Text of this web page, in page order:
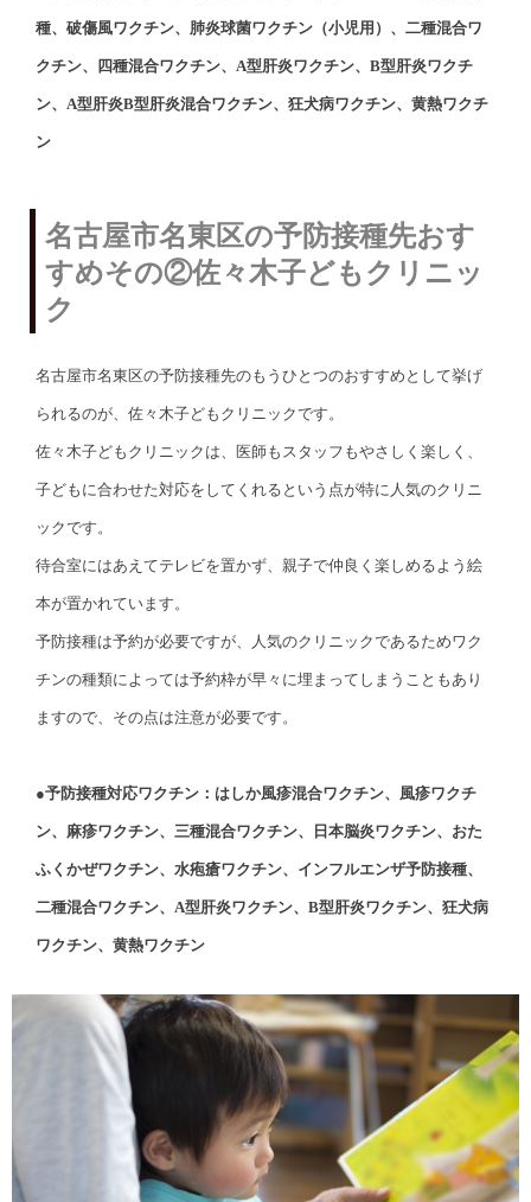
種、破傷風ワクチン、肺炎球菌ワクチン（小児用）、二種混合ワ
クチン、四種混合ワクチン、A型肝炎ワクチン、B型肝炎ワクチ
ン、A型肝炎B型肝炎混合ワクチン、狂犬病ワクチン、黄熱ワクチ
ン
名古屋市名東区の予防接種先おす
すめその②佐々木子どもクリニッ
ク
名古屋市名東区の予防接種先のもうひとつのおすすめとして挙げ
られるのが、佐々木子どもクリニックです。
佐々木子どもクリニックは、医師もスタッフもやさしく楽しく、
子どもに合わせた対応をしてくれるという点が特に人気のクリニ
ックです。
待合室にはあえてテレビを置かず、親子で仲良く楽しめるよう絵
本が置かれています。
予防接種は予約が必要ですが、人気のクリニックであるためワク
チンの種類によっては予約枠が早々に埋まってしまうこともあり
ますので、その点は注意が必要です。
●予防接種対応ワクチン：はしか風疹混合ワクチン、風疹ワクチ
ン、麻疹ワクチン、三種混合ワクチン、日本脳炎ワクチン、おた
ふくかぜワクチン、水疱瘡ワクチン、インフルエンザ予防接種、
二種混合ワクチン、A型肝炎ワクチン、B型肝炎ワクチン、狂犬病
ワクチン、黄熱ワクチン